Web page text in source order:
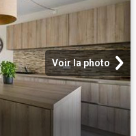
Voir la photo